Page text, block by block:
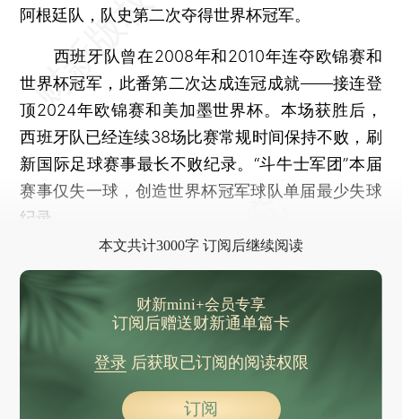
阿根廷队，队史第二次夺得世界杯冠军。
西班牙队曾在2008年和2010年连夺欧锦赛和
世界杯冠军，此番第二次达成连冠成就——接连登
顶2024年欧锦赛和美加墨世界杯。本场获胜后，
西班牙队已经连续38场比赛常规时间保持不败，刷
新国际足球赛事最长不败纪录。“斗牛士军团”本届
赛事仅失一球，创造世界杯冠军球队单届最少失球
纪录。
本文共计3000字 订阅后继续阅读
财新mini+会员专享
订阅后赠送财新通单篇卡
登录后获取已订阅的阅读权限
订阅